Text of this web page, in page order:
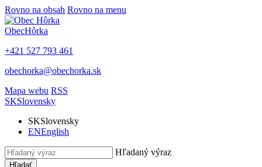
Rovno na obsah Rovno na menu
ObecHôrka
+421 527 793 461
obechorka@obechorka.sk
Mapa webu RSS
SKSlovensky
SKSlovensky
ENEnglish
Hľadaný výraz
Hľadať